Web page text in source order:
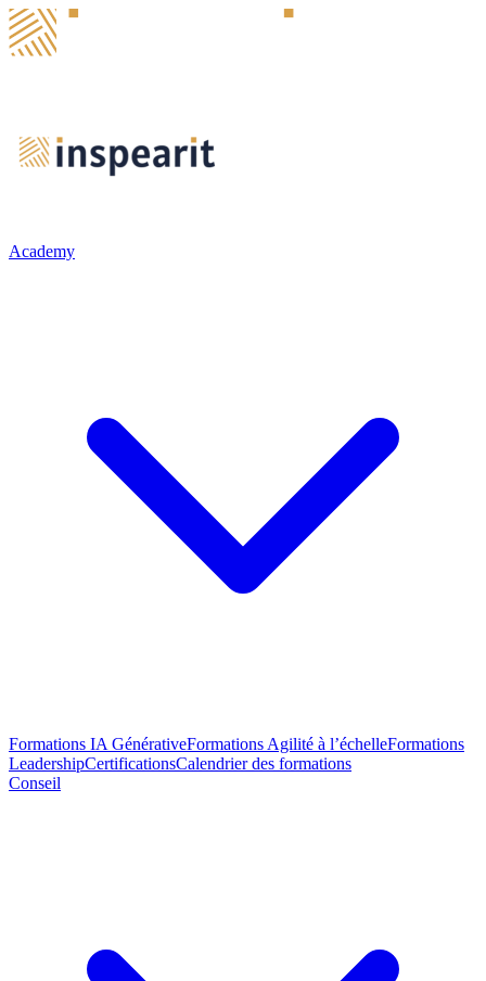
Academy
Formations IA GénérativeFormations Agilité à l’échelleFormations
LeadershipCertificationsCalendrier des formations
Conseil